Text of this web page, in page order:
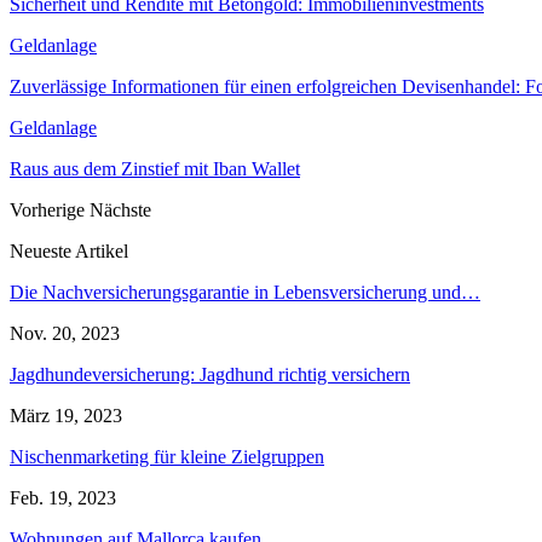
Sicherheit und Rendite mit Betongold: Immobilieninvestments
Geldanlage
Zuverlässige Informationen für einen erfolgreichen Devisenhandel:
Geldanlage
Raus aus dem Zinstief mit Iban Wallet
Vorherige Nächste
Neueste Artikel
Die Nachversicherungsgarantie in Lebensversicherung und…
Nov. 20, 2023
Jagdhundeversicherung: Jagdhund richtig versichern
März 19, 2023
Nischenmarketing für kleine Zielgruppen
Feb. 19, 2023